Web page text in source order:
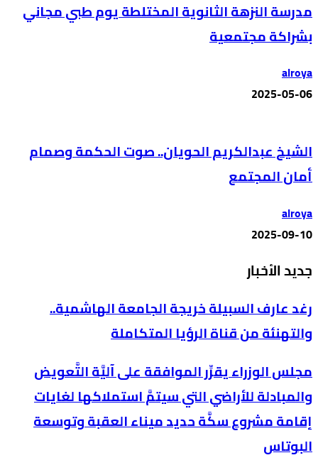
مدرسة النزهة الثانوية المختلطة يوم طبي مجاني
بشراكة مجتمعية
alroya
2025-05-06
الشيخ عبدالكريم الحويان.. صوت الحكمة وصمام
أمان المجتمع
alroya
2025-09-10
جديد الأخبار
رغد عارف السبيلة خريجة الجامعة الهاشمية..
والتهنئة من قناة الرؤيا المتكاملة
مجلس الوزراء يقرِّر الموافقة على آليَّة التَّعويض
والمبادلة للأراضي التي سيتمَّ استملاكها لغايات
إقامة مشروع سكَّة حديد ميناء العقبة وتوسعة
البوتاس